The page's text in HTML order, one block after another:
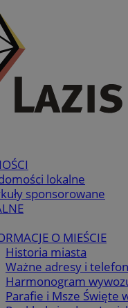
lokalne
sponsorowane
O MIEŚCIE
Historia miasta
Ważne adresy i
Harmonogram
Parafie i Msze Święte